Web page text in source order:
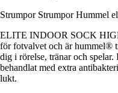
Strumpor Strumpor Hummel
ELITE INDOOR SOCK
för fotvalvet och är hummel®
dig i rörelse, tränar och
behandlat med extra
lukt.